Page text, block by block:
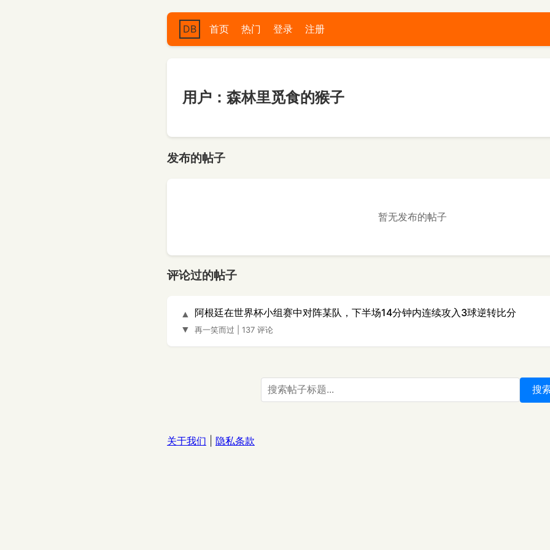
DB 首页 热门 登录 注册
用户：森林里觅食的猴子
发布的帖子
暂无发布的帖子
评论过的帖子
▲
▼
阿根廷在世界杯小组赛中对阵某队，下半场14分钟内连续攻入3球逆转比分
再一笑而过 137 评论
搜
关于我们 隐私条款